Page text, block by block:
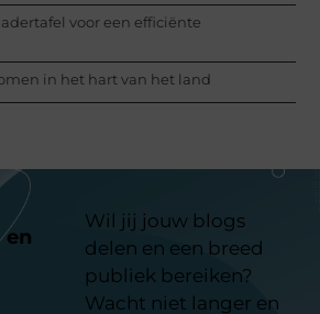
voor een efficiënte
in het hart van het land
en
Wil jij jouw blogs
delen en een breed
publiek bereiken?
Wacht niet langer en